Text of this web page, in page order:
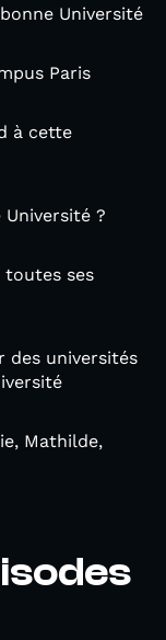
Université
Paris
à cette
?
toutes ses
des universités
Mathilde,